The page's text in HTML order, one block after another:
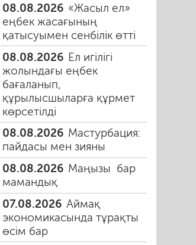
08.08.2026 «Жасыл ел»
еңбек жасағының
қатысуымен сенбілік өтті
08.08.2026 Ел игілігі
жолындағы еңбек
бағаланып,
құрылысшыларға құрмет
көрсетілді
08.08.2026 Мастурбация:
пайдасы мен зияны
08.08.2026 Маңызы бар
мамандық
07.08.2026 Аймақ
экономикасында тұрақты
өсім бар